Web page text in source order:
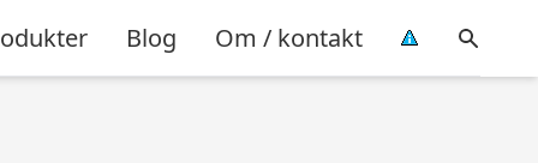
Blog Om / kontakt